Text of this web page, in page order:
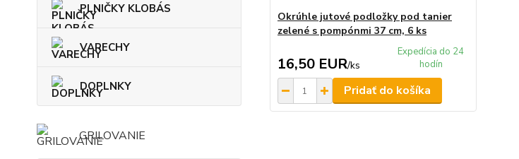
PLNIČKY KLOBÁS
VARECHY
DOPLNKY
GRILOVANIE
Okrúhle jutové podložky pod tanier
zelené s pompónmi 37 cm, 6 ks
16,50 EUR/ks
Expedícia do 24
hodín
Pridať do košíka